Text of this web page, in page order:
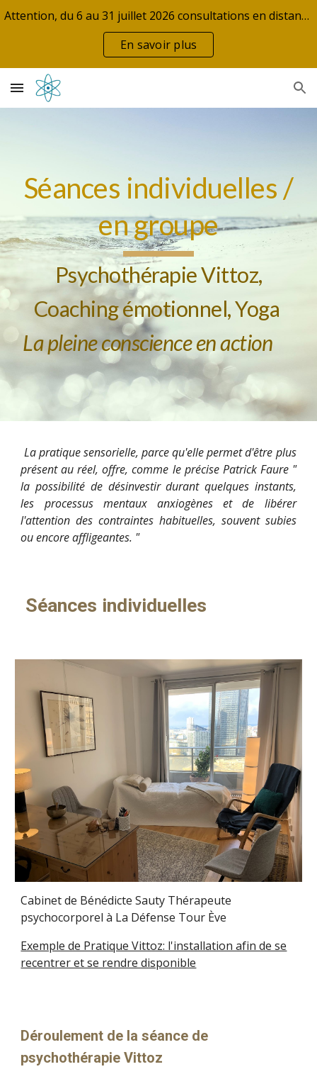
Attention, du 6 au 31 juillet 2026 consultations en distanciel uniquement. Fermeture estivale du 1/08/2026 au 6/09/2026.
En savoir plus
Séances individuelles /
en groupe
Psychothérapie Vittoz,
Coaching émotionnel,Yoga
Lapleine conscience en action
La pratique sensorielle, parce qu'elle permet d'être plus
présent au réel, offre, comme le précise Patrick Faure "
la possibilité de désinvestir durant quelques instants,
les processus mentaux anxiogènes et de libérer
l'attention des contraintes habituelles, souvent subies
ou encore affligeantes. "
Séances individuelles
Cabinet de Bénédicte Sauty Thérapeute
psychocorporel à La Défense Tour Ève
Exemple de Pratique Vittoz: l'installation afin de se
recentrer et se rendre disponible
Déroulement de la séance de
psychothérapie Vittoz